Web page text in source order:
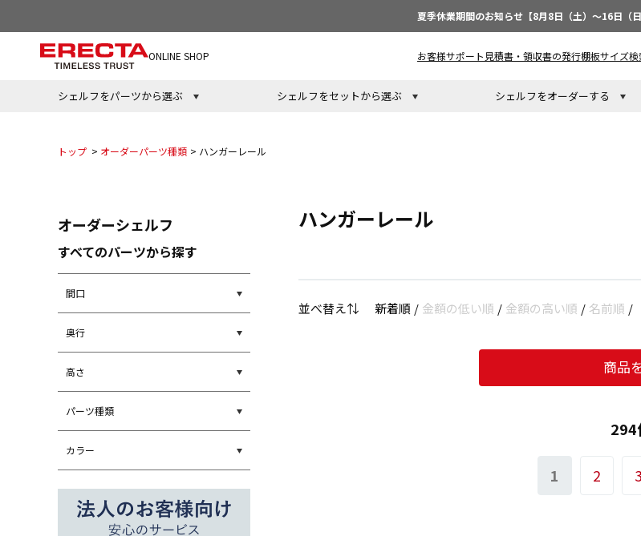
夏季休業期間のお知らせ【8月8日（土）～16日（日
ONLINE SHOP お客様サポート 見積書・領収書の発行棚板サイズ検
シェルフをパーツから選ぶ シェルフをセットから選ぶ シェルフをオーダーする
トップ > オーダーパーツ種類 > ハンガーレール
オーダーシェルフ
すべてのパーツから探す
間口
奥行
高さ
パーツ種類
カラー
ハンガーレール
並べ替え⇅ 新着順 / 金額の低い順 / 金額の高い順 / 名前順 /
商品
294
1 2 3